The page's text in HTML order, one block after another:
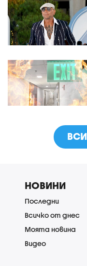
НОВИНИ
Последни
Всичко от днес
Моята новина
Видео